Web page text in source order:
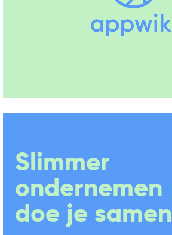
Slimmer
ondernemen
doe je samen